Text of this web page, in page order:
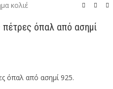
κολιέ
πέτρες όπαλ από ασημί
όπαλ από ασημί 925.